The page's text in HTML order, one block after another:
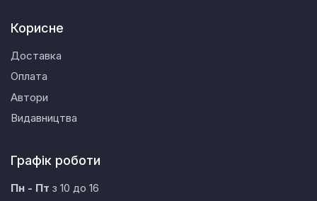
Корисне
Доставка
Оплата
Автори
Видавництва
Графік роботи
Пн - Пт з 10 до 16